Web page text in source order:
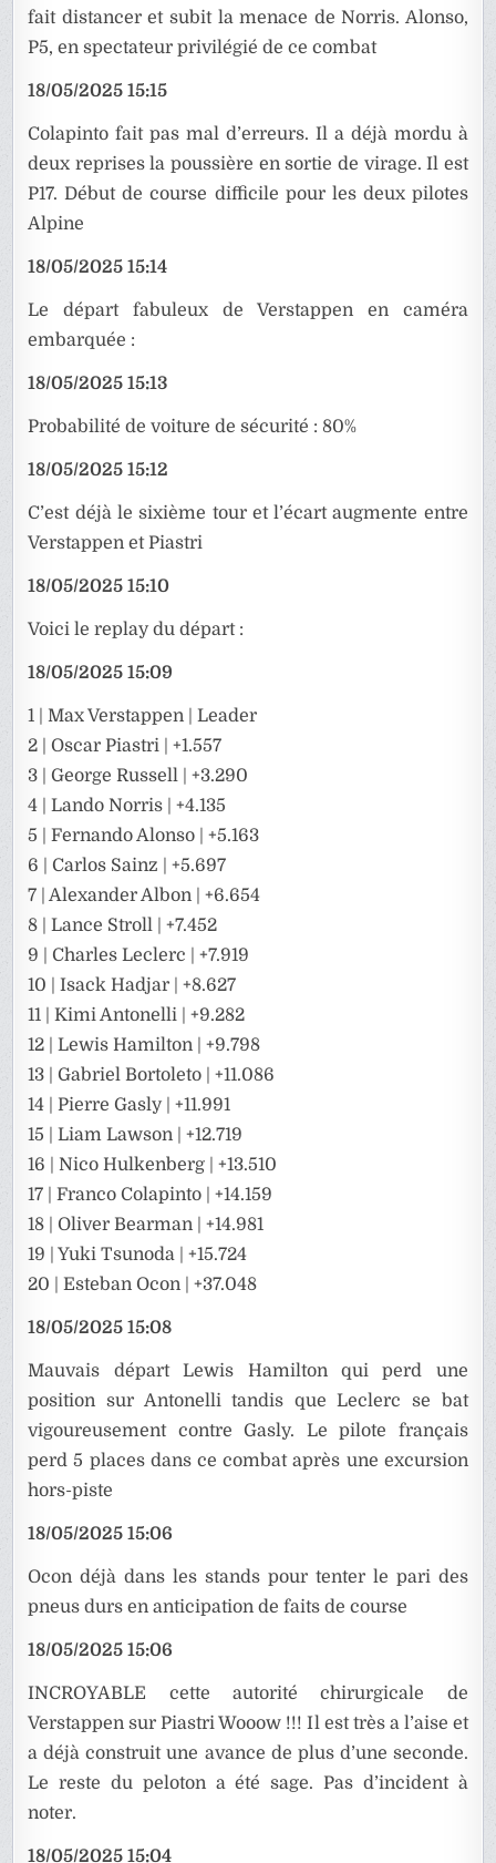
fait distancer et subit la menace de Norris. Alonso,
P5, en spectateur privilégié de ce combat
18/05/2025 15:15
Colapinto fait pas mal d’erreurs. Il a déjà mordu à
deux reprises la poussière en sortie de virage. Il est
P17. Début de course difficile pour les deux pilotes
Alpine
18/05/2025 15:14
Le départ fabuleux de Verstappen en caméra
embarquée :
18/05/2025 15:13
Probabilité de voiture de sécurité : 80%
18/05/2025 15:12
C’est déjà le sixième tour et l’écart augmente entre
Verstappen et Piastri
18/05/2025 15:10
Voici le replay du départ :
18/05/2025 15:09
1 | Max Verstappen | Leader
2 | Oscar Piastri | +1.557
3 | George Russell | +3.290
4 | Lando Norris | +4.135
5 | Fernando Alonso | +5.163
6 | Carlos Sainz | +5.697
7 | Alexander Albon | +6.654
8 | Lance Stroll | +7.452
9 | Charles Leclerc | +7.919
10 | Isack Hadjar | +8.627
11 | Kimi Antonelli | +9.282
12 | Lewis Hamilton | +9.798
13 | Gabriel Bortoleto | +11.086
14 | Pierre Gasly | +11.991
15 | Liam Lawson | +12.719
16 | Nico Hulkenberg | +13.510
17 | Franco Colapinto | +14.159
18 | Oliver Bearman | +14.981
19 | Yuki Tsunoda | +15.724
20 | Esteban Ocon | +37.048
18/05/2025 15:08
Mauvais départ Lewis Hamilton qui perd une
position sur Antonelli tandis que Leclerc se bat
vigoureusement contre Gasly. Le pilote français
perd 5 places dans ce combat après une excursion
hors-piste
18/05/2025 15:06
Ocon déjà dans les stands pour tenter le pari des
pneus durs en anticipation de faits de course
18/05/2025 15:06
INCROYABLE cette autorité chirurgicale de
Verstappen sur Piastri Wooow !!! Il est très a l’aise et
a déjà construit une avance de plus d’une seconde.
Le reste du peloton a été sage. Pas d’incident à
noter.
18/05/2025 15:04